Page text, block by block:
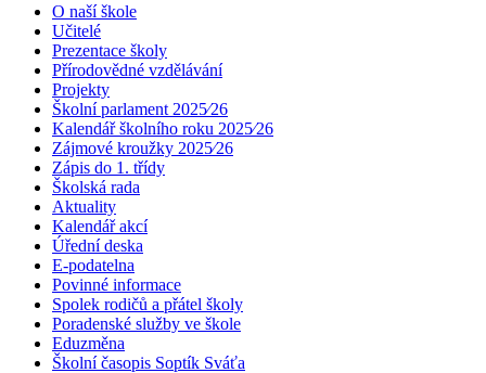
O naší škole
Učitelé
Prezentace školy
Přírodovědné vzdělávání
Projekty
Školní parlament 2025⁄26
Kalendář školního roku 2025⁄26
Zájmové kroužky 2025⁄26
Zápis do 1. třídy
Školská rada
Aktuality
Kalendář akcí
Úřední deska
E-podatelna
Povinné informace
Spolek rodičů a přátel školy
Poradenské služby ve škole
Eduzměna
Školní časopis Soptík Sváťa